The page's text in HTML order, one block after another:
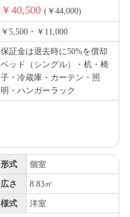
￥40,500 (￥44,000)
￥5,500・￥11,000
保証金は退去時に50%を償却
ベッド（シングル）・机・椅
子・冷蔵庫・カーテン・照
明・ハンガーラック
形式 個室
広さ 8.83㎡
様式 洋室